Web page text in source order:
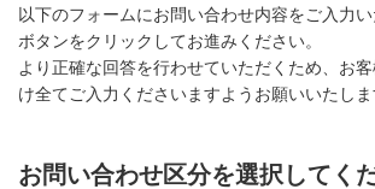
以下のフォームにお問い合わせ内容をご入力い
ボタンをクリックしてお進みください。
より正確な回答を行わせていただくため、お
け全てご入力くださいますようお願いいたしま
お問い合わせ区分を選択してくだ